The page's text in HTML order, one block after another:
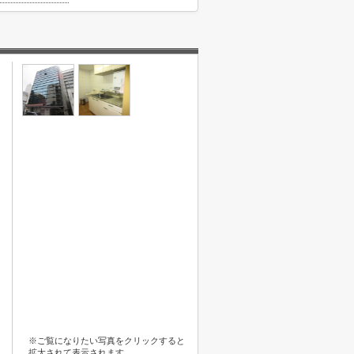
※ご覧になりたい写真をクリックすると